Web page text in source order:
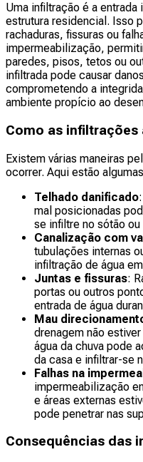
Uma infiltração é a entrada
estrutura residencial. Isso
rachaduras, fissuras ou
impermeabilização,
paredes, pisos, tetos ou
infiltrada pode causar
comprometendo a
ambiente propício ao
Como as infiltrações
Existem várias maneiras
ocorrer. Aqui estão
Telhado danificado
mal posicionadas
se infiltre no sótão ou
Canalização com
tubulações internas
infiltração de água
Juntas e fissuras:
portas ou outros
entrada de água
Mau
drenagem não
água da chuva pode
da casa e infiltrar-se
Falhas na
impermeabilização
e áreas externas
pode penetrar nas
Consequências das